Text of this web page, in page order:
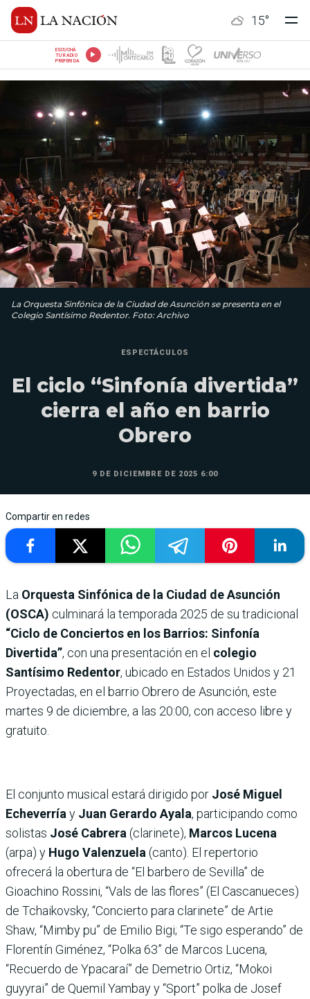
15°
ESCUCHÁ
TU RADIO
PREFERIDA
La Orquesta Sinfónica de la Ciudad de Asunción se presenta en el
Colegio Santísimo Redentor. Foto: Archivo
ESPECTÁCULOS
El ciclo “Sinfonía divertida”
cierra el año en barrio
Obrero
9 DE DICIEMBRE DE 2025 6:00
Compartir en redes
La Orquesta Sinfónica de la Ciudad de Asunción
(OSCA) culminará la temporada 2025 de su tradicional
“Ciclo de Conciertos en los Barrios: Sinfonía
Divertida”, con una presentación en el colegio
Santísimo Redentor, ubicado en Estados Unidos y 21
Proyectadas, en el barrio Obrero de Asunción, este
martes 9 de diciembre, a las 20:00, con acceso libre y
gratuito.
El conjunto musical estará dirigido por José Miguel
Echeverría y Juan Gerardo Ayala, participando como
solistas José Cabrera (clarinete), Marcos Lucena
(arpa) y Hugo Valenzuela (canto). El repertorio
ofrecerá la obertura de “El barbero de Sevilla” de
Gioachino Rossini, “Vals de las flores” (El Cascanueces)
de Tchaikovsky, “Concierto para clarinete” de Artie
Shaw, “Mimby pu” de Emilio Bigi; “Te sigo esperando” de
Florentín Giménez, “Polka 63” de Marcos Lucena,
“Recuerdo de Ypacaraí” de Demetrio Ortiz, “Mokoi
guyyrai” de Quemil Yambay y “Sport” polka de Josef